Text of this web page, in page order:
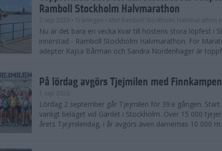
Ramboll Stockholm Halvmarathon
2 sep 2023 • Träningen • Mot Ramboll Stockholm Halvmarathon
Nu är det bara en vecka kvar till höstens stora löpfest i
innerstad - Ramboll Stockholm Halvmarathon. För
adepter Kajsa Bårman och Sandra Nordenhager är
På lördag avgörs Tjejmilen med Finnkampen
1 sep 2023
Lördag 2 september går Tjejmilen för 39:e gången.
vanligt beläget vid Gärdet i Stockholm. Över 15 000
årets Tjejmilendag, i år avgörs även damernas 10 000